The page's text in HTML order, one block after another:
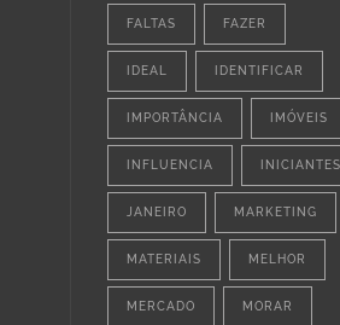
FALTAS FAZER
IDEAL IDENTIFICAR
IMPORTÂNCIA IMÓVEIS
INFLUENCIA INICIANTES
JANEIRO MARKETING
MATERIAIS MELHOR
MERCADO MORAR